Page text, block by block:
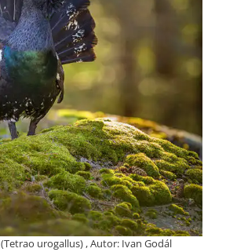
(Tetrao urogallus) , Autor: Ivan Godál